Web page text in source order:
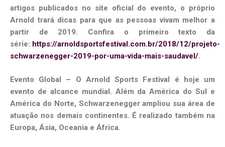
artigos publicados no site oficial do evento, o próprio
Arnold trará dicas para que as pessoas vivam melhor a
partir de 2019. Confira o primeiro texto da
série: https://arnoldsportsfestival.com.br/2018/12/projeto-
schwarzenegger-2019-por-uma-vida-mais-saudavel/.
Evento Global – O Arnold Sports Festival é hoje um
evento de alcance mundial. Além da América do Sul e
América do Norte, Schwarzenegger ampliou sua área de
atuação nos demais continentes. É realizado também na
Europa, Ásia, Oceania e África.